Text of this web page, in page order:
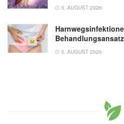
5. AUGUST 2026
5. AUGUST 2026